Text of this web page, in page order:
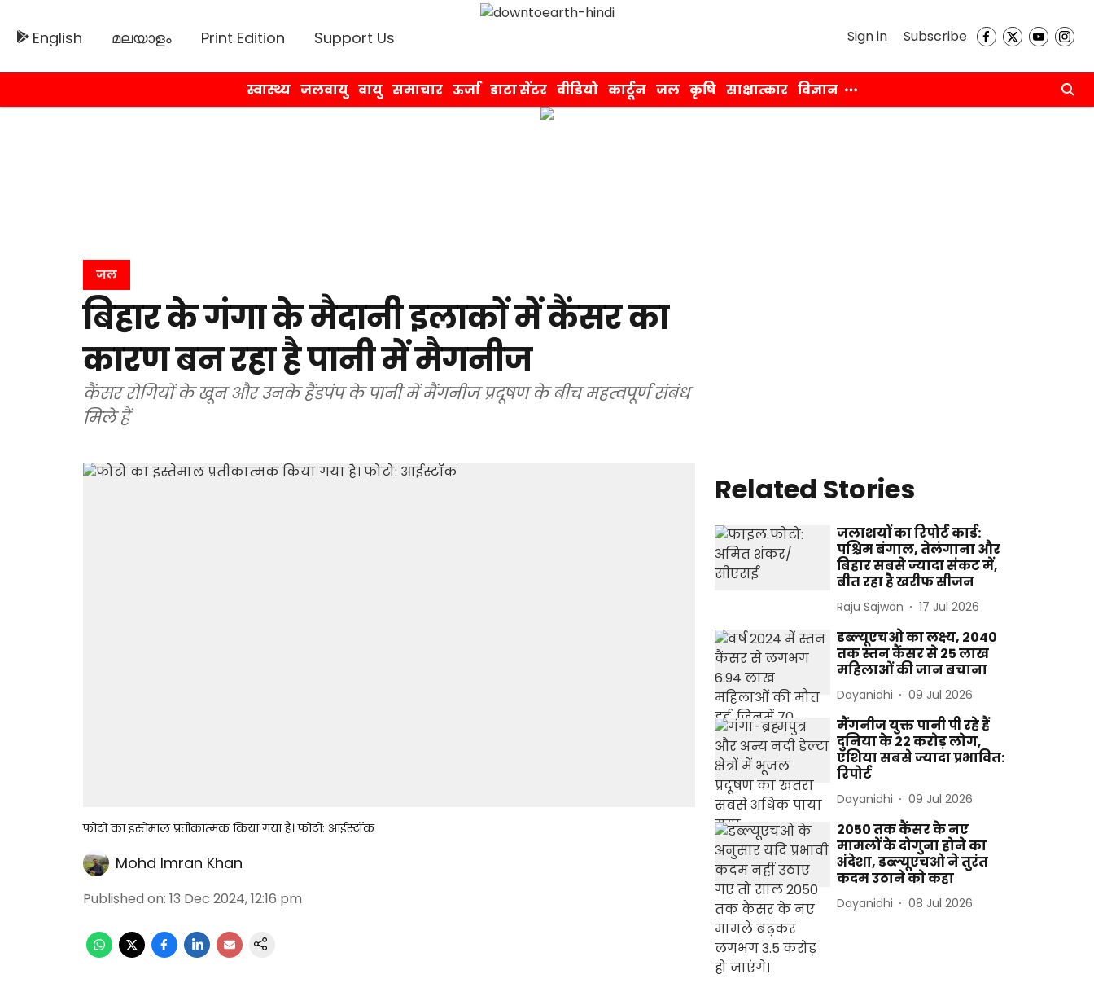
English മലയാളം Print Edition Support Us Sign in Subscribe
स्वास्थ्य जलवायु वायु समाचार ऊर्जा डाटा सेंटर वीडियो कार्टून जल कृषि साक्षात्कार विज्ञान
जल
बिहार के गंगा के मैदानी इलाकों में कैंसर का
कारण बन रहा है पानी में मैगनीज
कैंसर रोगियों के खून और उनके हैंडपंप के पानी में मैंगनीज प्रदूषण के बीच महत्वपूर्ण संबंध
मिले हैं
फोटो का इस्तेमाल प्रतीकात्मक किया गया है। फोटो: आईस्टॉक
Mohd Imran Khan
Published on: 13 Dec 2024, 12:16 pm
Related Stories
जलाशयों का रिपोर्ट कार्ड:
पश्चिम बंगाल, तेलंगाना और
बिहार सबसे ज्यादा संकट में,
बीत रहा है खरीफ सीजन
Raju Sajwan 17 Jul 2026
डब्ल्यूएचओ का लक्ष्य, 2040
तक स्तन कैंसर से 25 लाख
महिलाओं की जान बचाना
Dayanidhi 09 Jul 2026
मैंगनीज युक्त पानी पी रहे हैं
दुनिया के 22 करोड़ लोग,
एशिया सबसे ज्यादा प्रभावित:
रिपोर्ट
Dayanidhi 09 Jul 2026
2050 तक कैंसर के नए
मामलों के दोगुना होने का
अंदेशा, डब्ल्यूएचओ ने तुरंत
कदम उठाने को कहा
Dayanidhi 08 Jul 2026